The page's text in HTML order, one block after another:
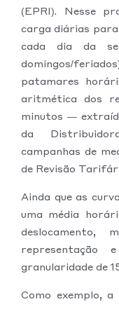
(EPRI). Nesse
carga diárias
cada dia da
domingos/
patamares
aritmética dos
minutos —
da
campanhas de
de Revisão
Ainda que as
uma média
deslocamento,
granularidade de
Como exemplo,